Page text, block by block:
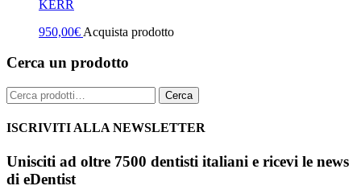
KERR
950,00€ Acquista prodotto
Cerca un prodotto
Cerca: Cerca
ISCRIVITI ALLA NEWSLETTER
Unisciti ad oltre 7500 dentisti italiani e ricevi le news
di eDentist